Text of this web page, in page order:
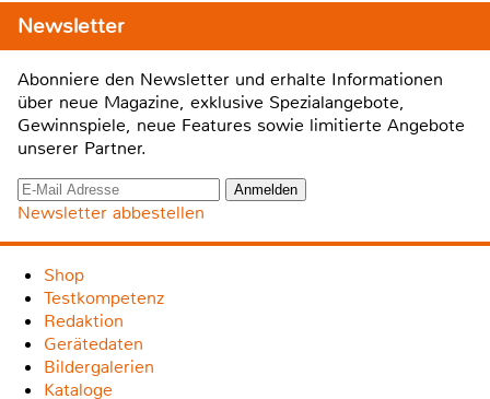
Newsletter
Abonniere den Newsletter und erhalte Informationen
über neue Magazine, exklusive Spezialangebote,
Gewinnspiele, neue Features sowie limitierte Angebote
unserer Partner.
Newsletter abbestellen
Shop
Testkompetenz
Redaktion
Gerätedaten
Bildergalerien
Kataloge